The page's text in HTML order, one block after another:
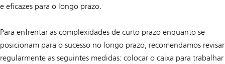
e eficazes para o longo prazo.
Para enfrentar as complexidades de curto prazo enquanto se
posicionam para o sucesso no longo prazo, recomendamos revisar
regularmente as seguintes medidas: colocar o caixa para trabalhar